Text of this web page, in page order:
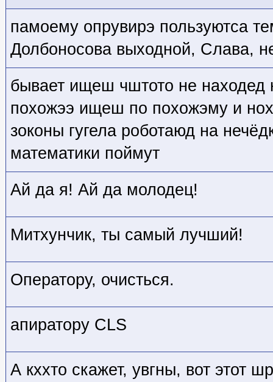
памоему опрувирэ пользуютса
Долбоносова выходной, Слава,
бывает ищеш чштото не находед
похожээ ищеш по похожэму и
зоконы гугела роботаюд на
математики поймут
Ай да я! Ай да молодец!
Митхунчик, ты самый лучший!
Оператору, очисться.
апиратору CLS
А кххто скажет, увгны, вот этот